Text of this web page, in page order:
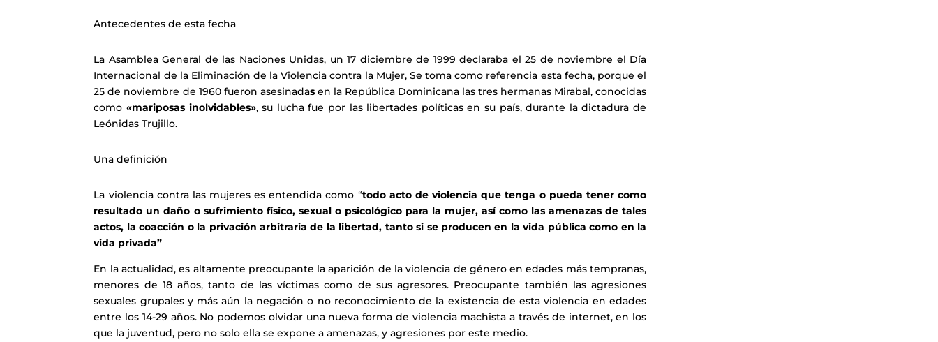
Antecedentes de esta fecha
La Asamblea General de las Naciones Unidas, un 17 diciembre de 1999 declaraba el 25 de noviembre el Día
Internacional de la Eliminación de la Violencia contra la Mujer, Se toma como referencia esta fecha, porque el
25 de noviembre de 1960 fueron asesinadasen la República Dominicana las tres hermanas Mirabal, conocidas
como«mariposas inolvidables», su lucha fue por las libertades políticas en su país, durante la dictadura de
Leónidas Trujillo.
Una definición
La violencia contra las mujeres es entendida como “todo acto de violencia que tenga o pueda tener como
resultado un daño o sufrimiento físico, sexual o psicológico para la mujer, así como las amenazas de tales
actos, la coacción o la privación arbitraria de la libertad, tanto si se producen en la vida pública como en la
vida privada”
En la actualidad, es altamente preocupante la aparición de la violencia de género en edades más tempranas,
menores de 18 años, tanto de las víctimas como de sus agresores. Preocupante también las agresiones
sexuales grupales y más aún la negación o no reconocimiento de la existencia de esta violencia en edades
entre los 14-29 años. No podemos olvidar una nueva forma de violencia machista a través de internet, en los
que la juventud, pero no solo ella se expone a amenazas, y agresiones por este medio.